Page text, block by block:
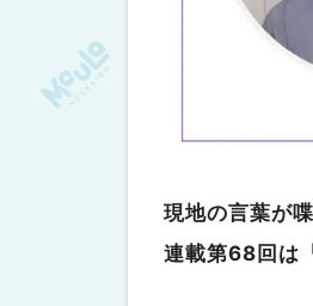
現地の言葉が
連載第68回は